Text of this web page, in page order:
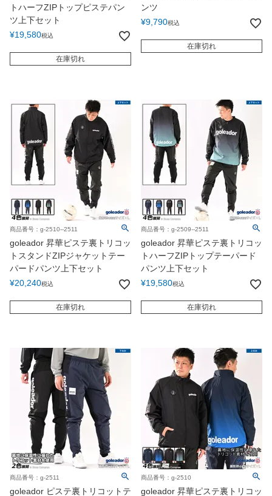
トハーフZIPトップピステパン
ツ上下セット
¥19,580税込
在庫切れ
ンツ
¥9,790税込
在庫切れ
商品番号：g-2510--2511
goleador 昇華ピステ裏トリコッ
トスタンドZIPジャケットテー
パードパンツ上下セット
¥20,240税込
在庫切れ
商品番号：g-2509--2511
goleador 昇華ピステ裏トリコッ
トハーフZIPトップテーパード
パンツ上下セット
¥19,580税込
在庫切れ
商品番号：g-2511
goleador ピステ裏トリコットテ
商品番号：g-2510
goleador 昇華ピステ裏トリコッ